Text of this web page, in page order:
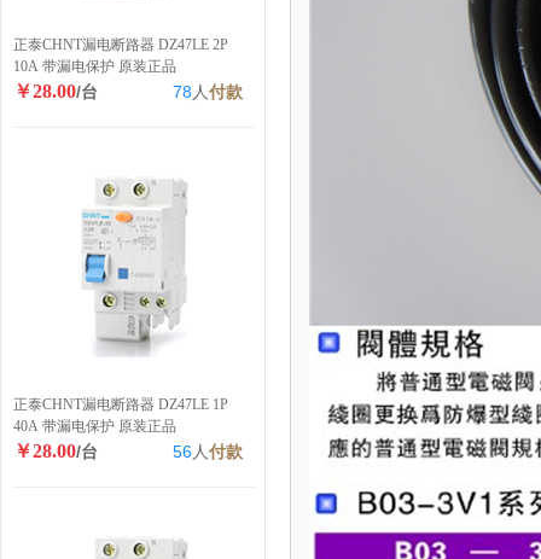
正泰CHNT漏电断路器 DZ47LE 2P
10A 带漏电保护 原装正品
￥28.00/台 78 人付款
正泰CHNT漏电断路器 DZ47LE 1P
40A 带漏电保护 原装正品
￥28.00/台 56人付款